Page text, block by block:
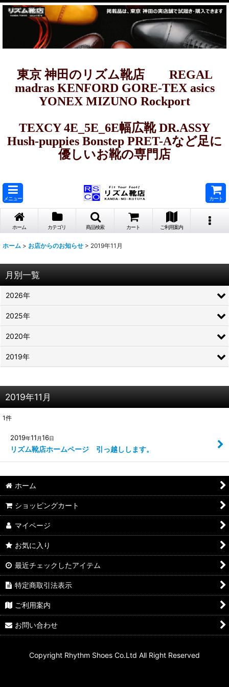
東京 神田のリズム靴店 REGAL
madras KENFORD GORE-TEX asics
YONEX MIZUNO Rockport
TEXCY 4E_5E_6E幅広靴 DR.ASSY
Hush-puppies Bonstep PRET-Aなど足に
優しいお靴の専門店
メニュー カート
ホーム カテゴリ 商品検索 カート ご利用案内
ホーム > お店からのお知らせ > 2019年11月
2019年11月
1件
2019年11 月16日
リズム靴店ホームページ 引っ越しします。
月別一覧
2026年
2025年
2020年
2019年
ホーム
ショッピングカート
マイページ
お気に入り
最近チェックしたアイテム
特定商取引法表示
ご利用案内
お問い合わせ
Copyright Rhythm Shoes Co.Ltd All Right Reserved